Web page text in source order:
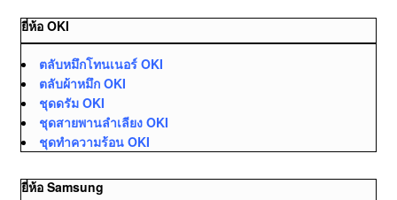
ยี่ห้อ OKI
ตลับหมึกโทนเนอร์ OKI
ตลับผ้าหมึก OKI
ชุดดรัม OKI
ชุดสายพานลำเลียง OKI
ชุดทำความร้อน OKI
ยี่ห้อ Samsung